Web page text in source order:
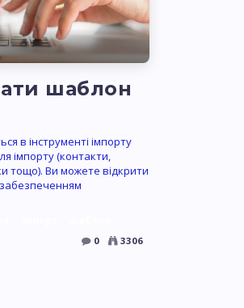
шаблон
в інструменті імпорту
імпорту (контакти,
тощо). Ви можете відкрити
0 3306